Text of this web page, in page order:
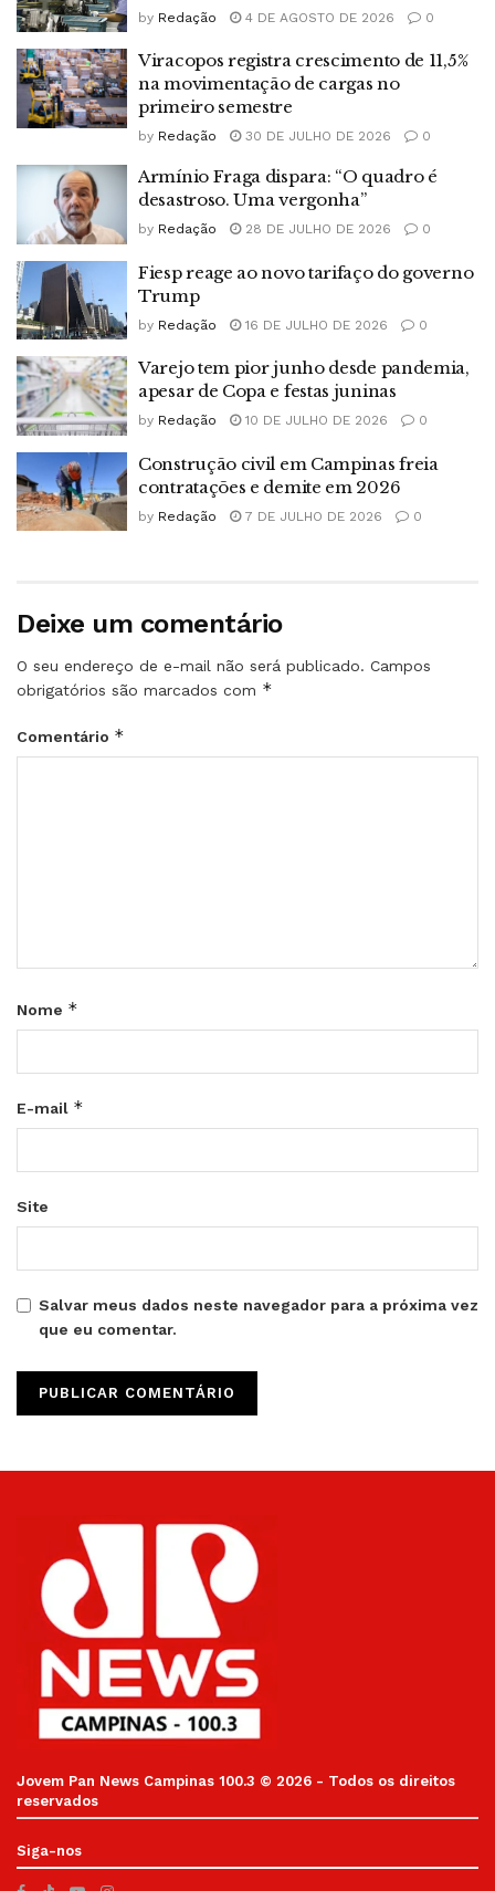
by Redação 4 DE AGOSTO DE 2026 0
Viracopos registra crescimento de 11,5%
na movimentação de cargas no
primeiro semestre
by Redação 30 DE JULHO DE 2026 0
Armínio Fraga dispara: “O quadro é
desastroso. Uma vergonha”
by Redação 28 DE JULHO DE 2026 0
Fiesp reage ao novo tarifaço do governo
Trump
by Redação 16 DE JULHO DE 2026 0
Varejo tem pior junho desde pandemia,
apesar de Copa e festas juninas
by Redação 10 DE JULHO DE 2026 0
Construção civil em Campinas freia
contratações e demite em 2026
by Redação 7 DE JULHO DE 2026 0
Deixe um comentário
O seu endereço de e-mail não será publicado. Campos
obrigatórios são marcados com *
Comentário *
Nome *
E-mail *
Site
Salvar meus dados neste navegador para a próxima vez
que eu comentar.
Jovem Pan News Campinas 100.3 © 2026 - Todos os direitos
reservados
Siga-nos